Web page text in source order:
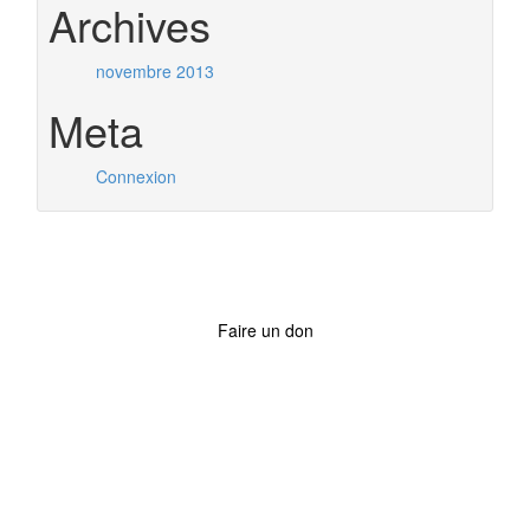
Archives
novembre 2013
Meta
Connexion
Faire un don